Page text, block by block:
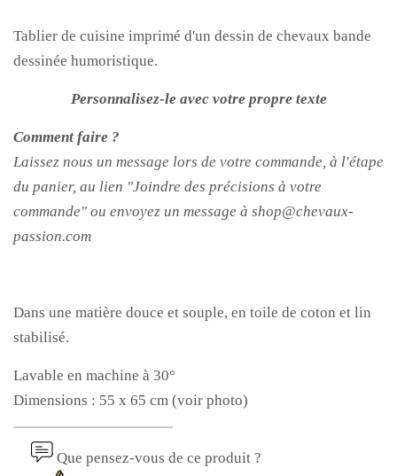
Tablier de cuisine imprimé d'un dessin de chevaux bande
dessinée humoristique.
Personnalisez-le avec votre propre texte
Comment faire ?
Laissez nous un message lors de votre commande, à l'étape
du panier, au lien "Joindre des précisions à votre
commande" ou envoyez un message à shop@chevaux-
passion.com
Dans une matière douce et souple, en toile de coton et lin
stabilisé.
Lavable en machine à 30°
Dimensions : 55 x 65 cm (voir photo)
Que pensez-vous de ce produit ?